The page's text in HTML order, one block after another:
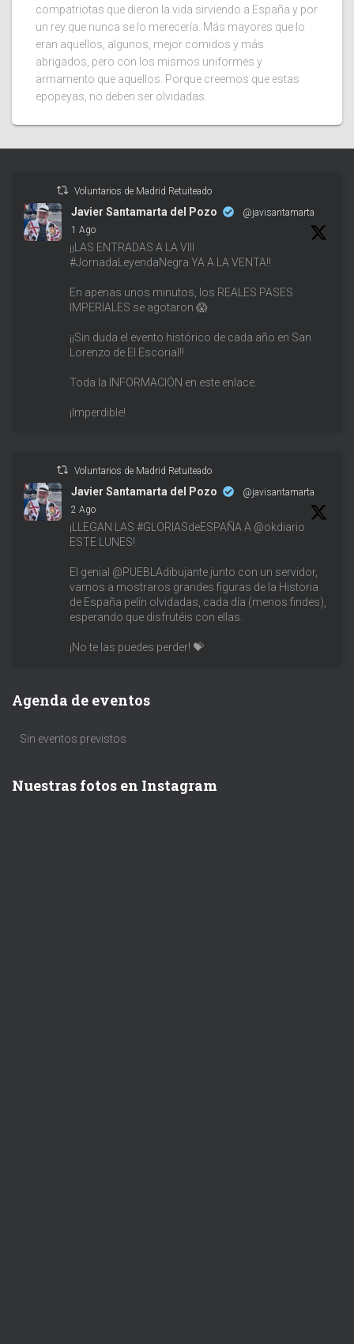
compatriotas que dieron la vida sirviendo a España y por
un rey que nunca se lo merecería. Más mayores que lo
eran aquellos, algunos, mejor comidos y más
abrigados, pero con los mismos uniformes y
armamento que aquellos. Porque creemos que estas
epopeyas, no deben ser olvidadas.
Voluntarios de Madrid Retuiteado
Javier Santamarta del Pozo @javisantamarta
·
1 Ago
¡¡LAS ENTRADAS A LA VIII
#JornadaLeyendaNegra YA A LA VENTA!!
En apenas unos minutos, los REALES PASES
IMPERIALES se agotaron 😱
¡¡Sin duda el evento histórico de cada año en San
Lorenzo de El Escorial!!
Toda la INFORMACIÓN en este enlace.
¡Imperdible!
Voluntarios de Madrid Retuiteado
Javier Santamarta del Pozo @javisantamarta
·
2 Ago
¡LLEGAN LAS #GLORIASdeESPAÑA A @okdiario
ESTE LUNES!
El genial @PUEBLAdibujante junto con un servidor,
vamos a mostraros grandes figuras de la Historia
de España pelín olvidadas, cada día (menos findes),
esperando que disfrutéis con ellas.
¡No te las puedes perder! 💝
Agenda de eventos
Sin eventos previstos
Nuestras fotos en Instagram